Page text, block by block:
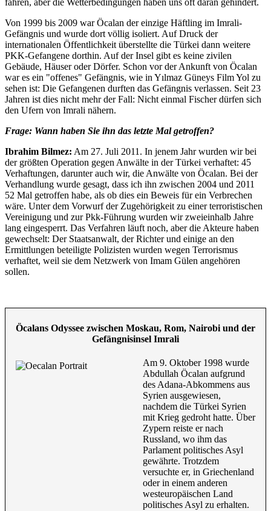
Von 1999 bis 2009 war Öcalan der einzige Häftling im Imrali-
Gefängnis und wurde dort völlig isoliert. Auf Druck der
internationalen Öffentlichkeit überstellte die Türkei dann weitere
PKK-Gefangene dorthin. Auf der Insel gibt es keine zivilen
Gebäude, Häuser oder Dörfer. Schon vor der Ankunft von Öcalan
war es ein "offenes" Gefängnis, wie in Yılmaz Güneys Film Yol zu
sehen ist: Die Gefangenen durften das Gefängnis verlassen. Seit 23
Jahren ist dies nicht mehr der Fall: Nicht einmal Fischer dürfen sich
den Ufern von Imrali nähern.
Frage: Wann haben Sie ihn das letzte Mal getroffen?
Ibrahim Bilmez: Am 27. Juli 2011. In jenem Jahr wurden wir bei
der größten Operation gegen Anwälte in der Türkei verhaftet: 45
Verhaftungen, darunter auch wir, die Anwälte von Öcalan. Bei der
Verhandlung wurde gesagt, dass ich ihn zwischen 2004 und 2011
52 Mal getroffen habe, als ob dies ein Beweis für ein Verbrechen
wäre. Unter dem Vorwurf der Zugehörigkeit zu einer terroristischen
Vereinigung und zur Pkk-Führung wurden wir zweieinhalb Jahre
lang eingesperrt. Das Verfahren läuft noch, aber die Akteure haben
gewechselt: Der Staatsanwalt, der Richter und einige an den
Ermittlungen beteiligte Polizisten wurden wegen Terrorismus
verhaftet, weil sie dem Netzwerk von Imam Gülen angehören
sollen.
Öcalans Odyssee zwischen Moskau, Rom, Nairobi und der
Gefängnisinsel Imrali
Am 9. Oktober 1998 wurde
Abdullah Öcalan aufgrund
des Adana-Abkommens aus
Syrien ausgewiesen,
nachdem die Türkei Syrien
mit Krieg gedroht hatte. Über
Zypern reiste er nach
Russland, wo ihm das
Parlament politisches Asyl
gewährte. Trotzdem
versuchte er, in Griechenland
oder in einem anderen
westeuropäischen Land
politisches Asyl zu erhalten.